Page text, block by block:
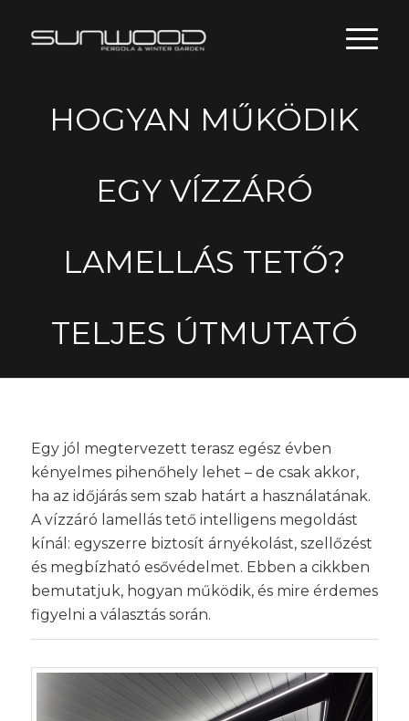
HOGYAN MŰKÖDIK
EGY VÍZZÁRÓ
LAMELLÁS TETŐ?
TELJES ÚTMUTATÓ
Egy jól megtervezett terasz egész évben
kényelmes pihenőhely lehet – de csak akkor,
ha az időjárás sem szab határt a használatának.
A vízzáró lamellás tető intelligens megoldást
kínál: egyszerre biztosít árnyékolást, szellőzést
és megbízható esővédelmet. Ebben a cikkben
bemutatjuk, hogyan működik, és mire érdemes
figyelni a választás során.